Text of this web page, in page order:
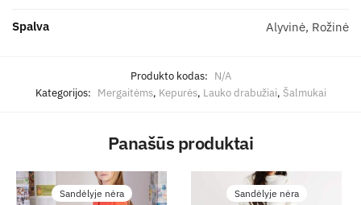
Spalva Alyvinė, Rožinė
Produkto kodas: N/A
Kategorijos: Mergaitėms, Kepurės, Lauko drabužiai, Šalmukai
Panašūs produktai
Sandėlyje nėra Sandėlyje nėra